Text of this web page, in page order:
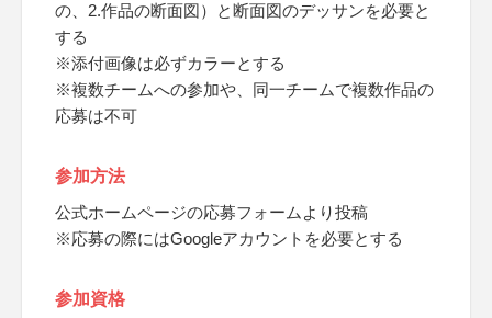
の、2.作品の断面図）と断面図のデッサンを必要と
する
※添付画像は必ずカラーとする
※複数チームへの参加や、同一チームで複数作品の
応募は不可
参加方法
公式ホームページの応募フォームより投稿
※応募の際にはGoogleアカウントを必要とする
参加資格